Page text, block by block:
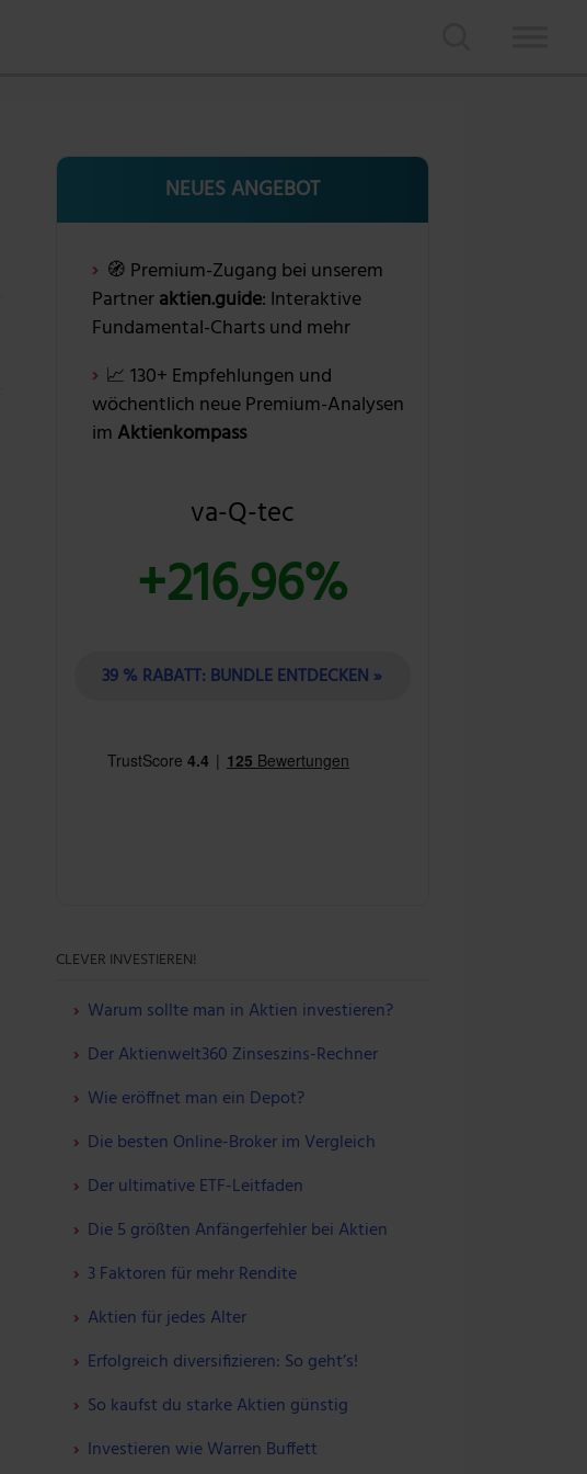
NEUES ANGEBOT
🧭 Premium-Zugang bei unserem
Partneraktien.guide: Interaktive
Fundamental-Charts und mehr
📈 130+ Empfehlungen und
wöchentlich neue Premium-Analysen
im Aktienkompass
va-Q-tec
+216,96%
39 % RABATT: BUNDLE ENTDECKEN »
CLEVER INVESTIEREN!
Warum sollte man in Aktien investieren?
Der Aktienwelt360 Zinseszins-Rechner
Wie eröffnet man ein Depot?
Die besten Online-Broker im Vergleich
Der ultimative ETF-Leitfaden
Die 5 größten Anfängerfehler bei Aktien
3 Faktoren für mehr Rendite
Aktien für jedes Alter
Erfolgreich diversifizieren: So geht’s!
So kaufst du starke Aktien günstig
Investieren wie Warren Buffett